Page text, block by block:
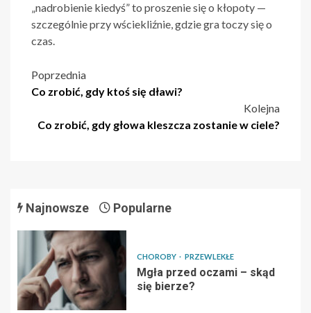
„nadrobienie kiedyś” to proszenie się o kłopoty —
szczególnie przy wściekliźnie, gdzie gra toczy się o
czas.
Nawigacja
Poprzednia
Co zrobić, gdy ktoś się dławi?
Kolejna
Co zrobić, gdy głowa kleszcza zostanie w ciele?
Najnowsze Popularne
CHOROBY PRZEWLEKŁE
Mgła przed oczami – skąd
się bierze?